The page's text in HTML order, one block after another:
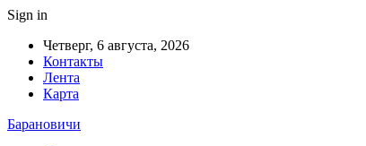
Sign in
Четверг, 6 августа, 2026
Контакты
Лента
Карта
Барановичи